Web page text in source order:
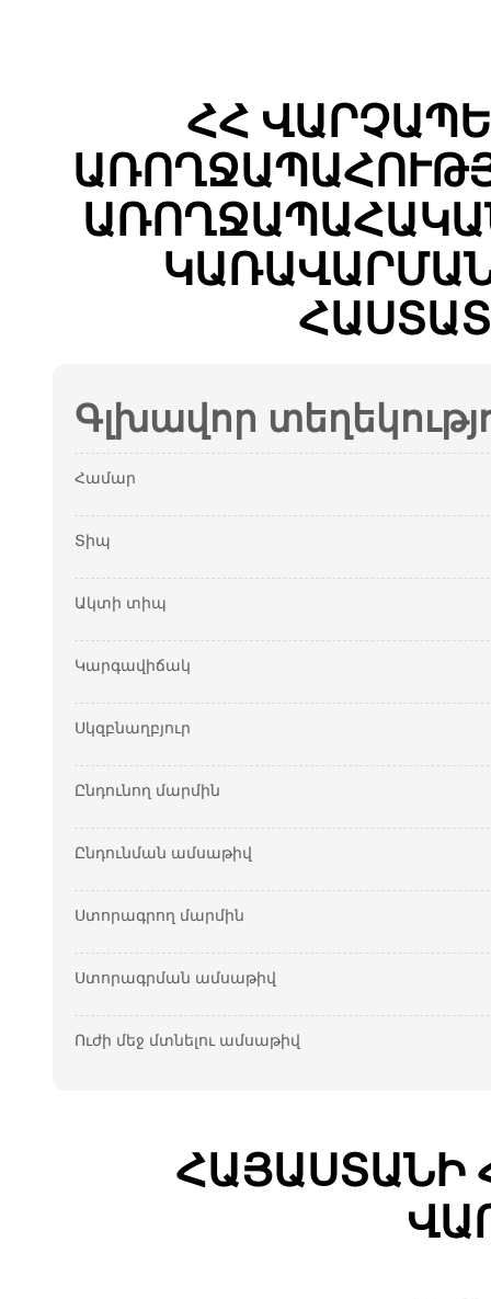
ՀՀ
Գլխավոր
Համար
Տիպ
Ակտի տիպ
Կարգավիճակ
Սկզբնաղբյուր
Ընդունող մարմին
Ընդունման ամսաթիվ
Ստորագրող մարմին
Ստորագրման ամսաթիվ
Ուժի մեջ մտնելու ամսաթիվ
ՀԱՅԱՍՏԱՆԻ